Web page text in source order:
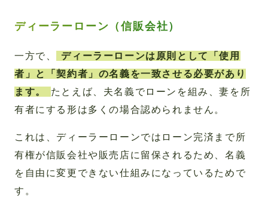
ディーラーローン（信販会社）
一方で、
ディーラーローンは原則として「使用
者」と「契約者」の名義を一致させる必要があり
ます。
たとえば、夫名義でローンを組み、妻を所
有者にする形は多くの場合認められません。
これは、ディーラーローンではローン完済まで所
有権が信販会社や販売店に留保されるため、名義
を自由に変更できない仕組みになっているためで
す。